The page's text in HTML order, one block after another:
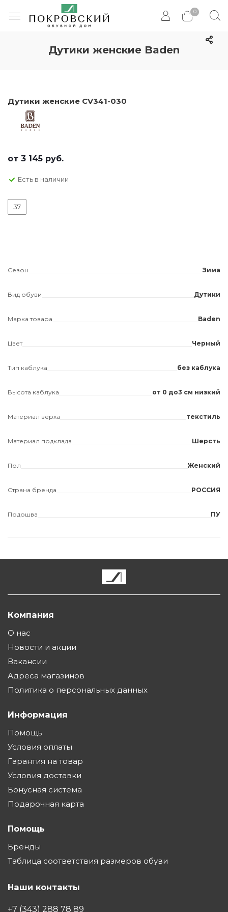
0
Дутики женские Baden
Дутики женские CV341-030
от 3 145 руб.
Есть в наличии
37
Сезон Зима
Вид обуви Дутики
Марка товара Baden
Цвет Черный
Тип каблука без каблука
Высота каблука от 0 до3 см низкий
Материал верха текстиль
Материал подклада Шерсть
Пол Женский
Страна бренда РОССИЯ
Подошва ПУ
Компания
О нас
Новости и акции
Вакансии
Адреса магазинов
Политика о персональных данных
Информация
Помощь
Условия оплаты
Гарантия на товар
Условия доставки
Бонусная система
Подарочная карта
Помощь
Бренды
Таблица соответствия размеров обуви
Наши контакты
+7 (343) 288 78 89